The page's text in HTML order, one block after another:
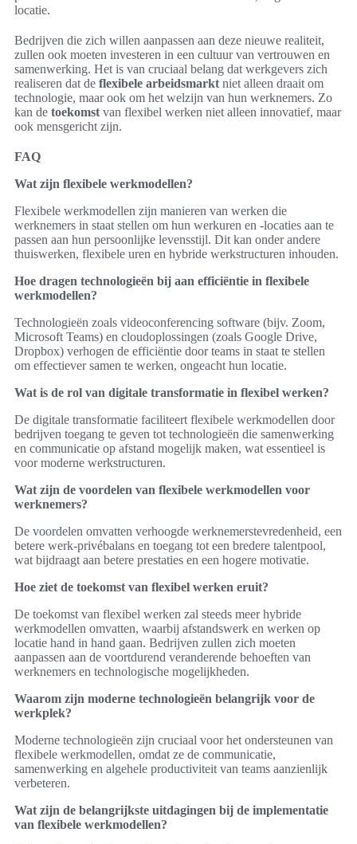
locatie.
Bedrijven die zich willen aanpassen aan deze nieuwe realiteit,
zullen ook moeten investeren in een cultuur van vertrouwen en
samenwerking. Het is van cruciaal belang dat werkgevers zich
realiseren dat de flexibele arbeidsmarkt niet alleen draait om
technologie, maar ook om het welzijn van hun werknemers. Zo
kan de toekomst van flexibel werken niet alleen innovatief, maar
ook mensgericht zijn.
FAQ
Wat zijn flexibele werkmodellen?
Flexibele werkmodellen zijn manieren van werken die
werknemers in staat stellen om hun werkuren en -locaties aan te
passen aan hun persoonlijke levensstijl. Dit kan onder andere
thuiswerken, flexibele uren en hybride werkstructuren inhouden.
Hoe dragen technologieën bij aan efficiëntie in flexibele
werkmodellen?
Technologieën zoals videoconferencing software (bijv. Zoom,
Microsoft Teams) en cloudoplossingen (zoals Google Drive,
Dropbox) verhogen de efficiëntie door teams in staat te stellen
om effectiever samen te werken, ongeacht hun locatie.
Wat is de rol van digitale transformatie in flexibel werken?
De digitale transformatie faciliteert flexibele werkmodellen door
bedrijven toegang te geven tot technologieën die samenwerking
en communicatie op afstand mogelijk maken, wat essentieel is
voor moderne werkstructuren.
Wat zijn de voordelen van flexibele werkmodellen voor
werknemers?
De voordelen omvatten verhoogde werknemerstevredenheid, een
betere werk-privébalans en toegang tot een bredere talentpool,
wat bijdraagt aan betere prestaties en een hogere motivatie.
Hoe ziet de toekomst van flexibel werken eruit?
De toekomst van flexibel werken zal steeds meer hybride
werkmodellen omvatten, waarbij afstandswerk en werken op
locatie hand in hand gaan. Bedrijven zullen zich moeten
aanpassen aan de voortdurend veranderende behoeften van
werknemers en technologische mogelijkheden.
Waarom zijn moderne technologieën belangrijk voor de
werkplek?
Moderne technologieën zijn cruciaal voor het ondersteunen van
flexibele werkmodellen, omdat ze de communicatie,
samenwerking en algehele productiviteit van teams aanzienlijk
verbeteren.
Wat zijn de belangrijkste uitdagingen bij de implementatie
van flexibele werkmodellen?